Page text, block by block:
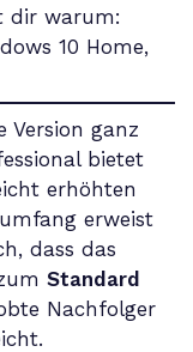
dir warum:
Version ganz
bietet
erhöhten
erweist
dass das
Standard
Nachfolger